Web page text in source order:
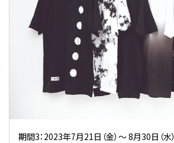
期間3：2023年7月21日（金）～ 8月30日（水）